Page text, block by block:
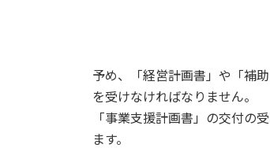
予め、「経営計画書」や「補
を受けなければなりません。
「事業支援計画書」の交付の
ます。